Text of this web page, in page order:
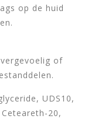
op de huid
of
UDS10,
20,